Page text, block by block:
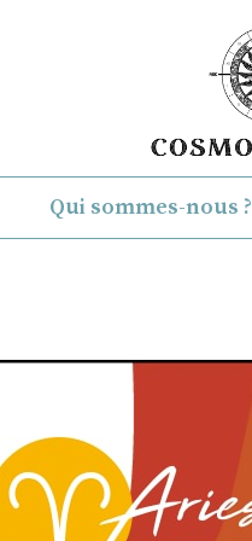
Qui sommes-nous ?